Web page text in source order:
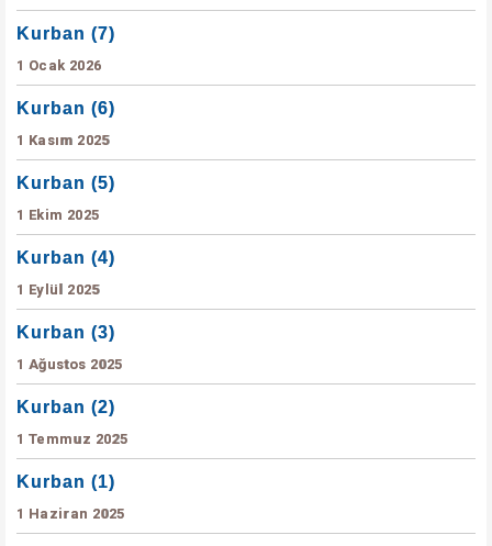
Kurban (7)
1 Ocak 2026
Kurban (6)
1 Kasım 2025
Kurban (5)
1 Ekim 2025
Kurban (4)
1 Eylül 2025
Kurban (3)
1 Ağustos 2025
Kurban (2)
1 Temmuz 2025
Kurban (1)
1 Haziran 2025